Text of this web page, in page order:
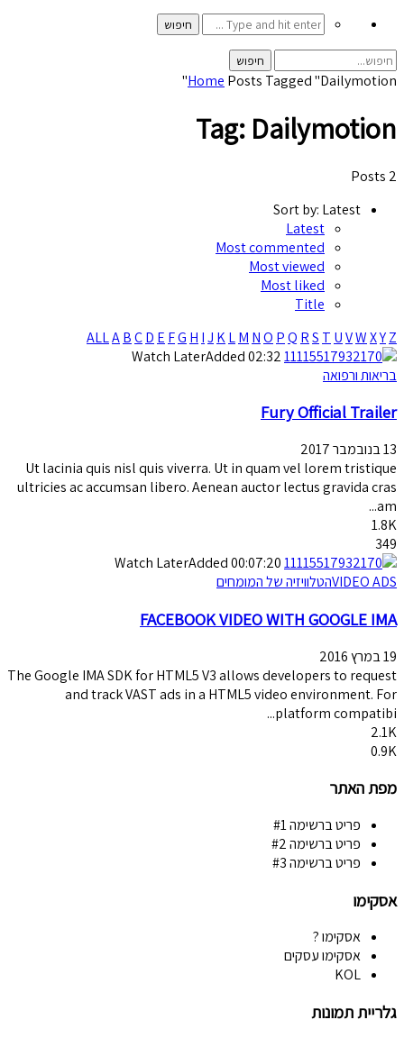
Home Posts Tagged "Dailymotion"
Tag: Dailymotion
2 Posts
Sort by: Latest
Latest
Most commented
Most viewed
Most liked
Title
ALLABCD E FG H IJ KLM NO PQ RS T UVWXYZ
Watch LaterAdded02:32
בריאות ורפואה
Fury Official Trailer
13 בנובמבר 2017
Ut lacinia quis nisl quis viverra. Ut in quam vel lorem tristique
ultricies ac accumsan libero. Aenean auctor lectus gravida cras
am...
1.8K
349
Watch LaterAdded00:07:20
VIDEO ADSהטלוויזיה של המומחים
FACEBOOK VIDEO WITH GOOGLE IMA
19 במרץ 2016
The Google IMA SDK for HTML5 V3 allows developers to request
and track VAST ads in a HTML5 video environment. For
platform compatibi...
2.1K
0.9K
מפת האתר
פריט ברשימה #1
פריט ברשימה #2
פריט ברשימה #3
אסקימו
אסקימו ?
אסקימו עסקים
KOL
גלריית תמונות